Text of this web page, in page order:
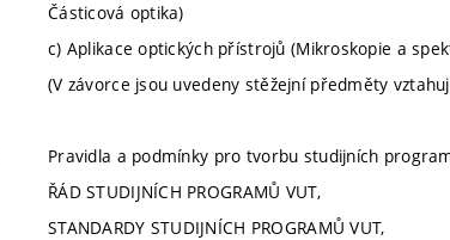
Částicová optika)
c) Aplikace optických přístrojů (Mikroskopie a
(V závorce jsou uvedeny stěžejní předměty
Pravidla a podmínky pro tvorbu studijních
ŘÁD STUDIJNÍCH PROGRAMŮ VUT,
STANDARDY STUDIJNÍCH PROGRAMŮ VUT,